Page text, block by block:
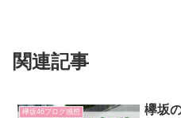
関連記事
欅坂46ブログ感想
欅坂